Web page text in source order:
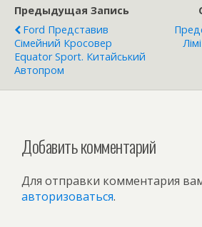
Предыдущая Запись
Ford Представив
Сімейний Кросовер
Equator Sport. Китайський
Автопром
Добавить комментарий
Для отправки комментария
авторизоваться.